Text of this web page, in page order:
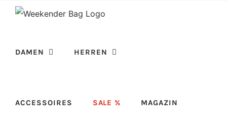
Skip
DAMEN HERREN
ACCESSOIRES SALE % MAGAZIN